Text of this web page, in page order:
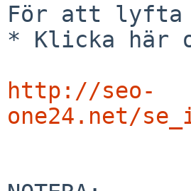
För att lyfta
* Klicka här
http://seo-
one24.net/